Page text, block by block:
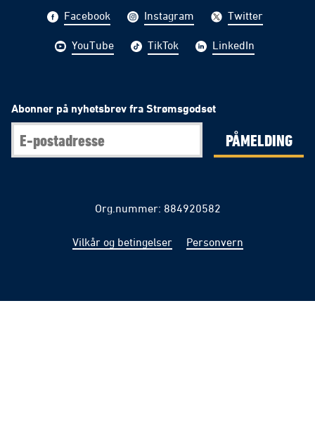
Facebook Instagram Twitter
YouTube TikTok LinkedIn
Abonner på nyhetsbrev fra Strømsgodset
PÅMELDING
Org.nummer: 884920582
Vilkår og betingelser Personvern